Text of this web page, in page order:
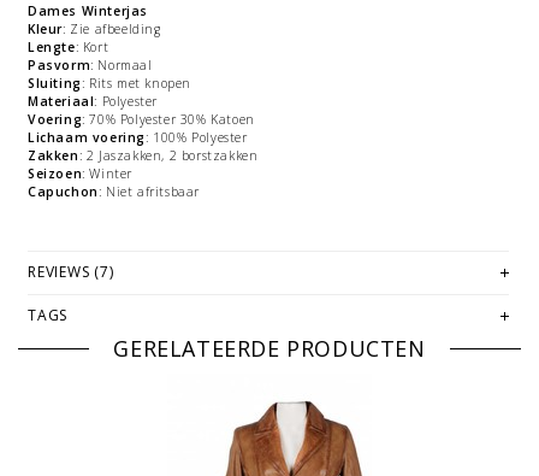
Dames Winterjas
Kleur: Zie afbeelding
Lengte: Kort
Pasvorm: Normaal
Sluiting : Rits met knopen
Materiaal: Polyester
Voering: 70% Polyester 30% Katoen
Lichaam voering : 100% Polyester
Zakken : 2 Jaszakken, 2 borstzakken
Seizoen: Winter
Capuchon : Niet afritsbaar
REVIEWS (7)
TAGS
GERELATEERDE PRODUCTEN